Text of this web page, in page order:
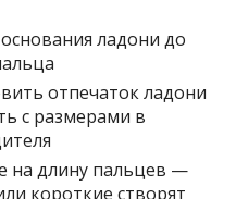
ладони до
отпечаток ладони
с размерами в
на длину пальцев —
короткие створят